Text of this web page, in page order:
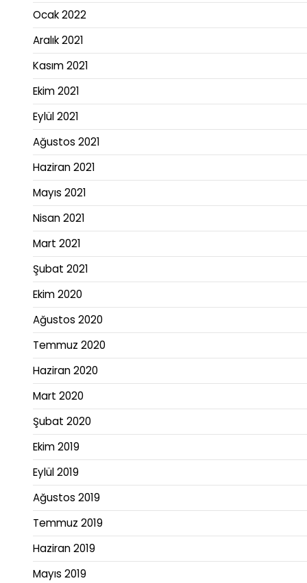
Ocak 2022
Aralık 2021
Kasım 2021
Ekim 2021
Eylül 2021
Ağustos 2021
Haziran 2021
Mayıs 2021
Nisan 2021
Mart 2021
Şubat 2021
Ekim 2020
Ağustos 2020
Temmuz 2020
Haziran 2020
Mart 2020
Şubat 2020
Ekim 2019
Eylül 2019
Ağustos 2019
Temmuz 2019
Haziran 2019
Mayıs 2019